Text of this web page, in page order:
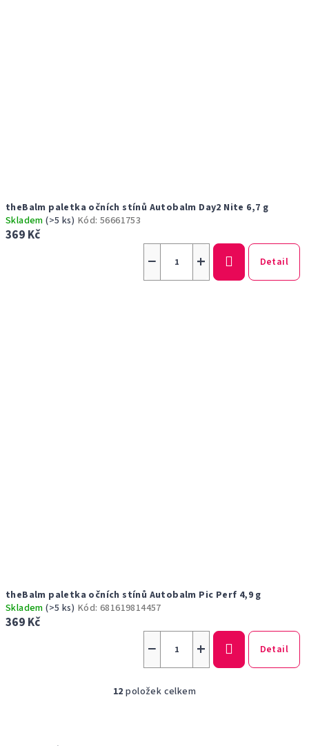
theBalm paletka očních stínů Autobalm Day2 Nite 6,7 g
Skladem(>5 ks) Kód:56661753
369 Kč
+
− Detail
theBalm paletka očních stínů Autobalm Pic Perf 4,9 g
Skladem(>5 ks) Kód:681619814457
369 Kč
+
− Detail
O
12 položek celkem